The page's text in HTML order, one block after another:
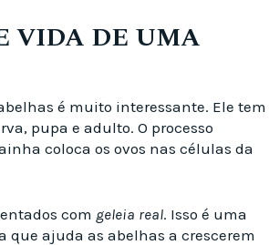
VIDA DE UMA
é muito interessante. Ele tem
pupa e adulto. O processo
coloca os ovos nas células da
com geleia real. Isso é uma
ajuda as abelhas a crescerem